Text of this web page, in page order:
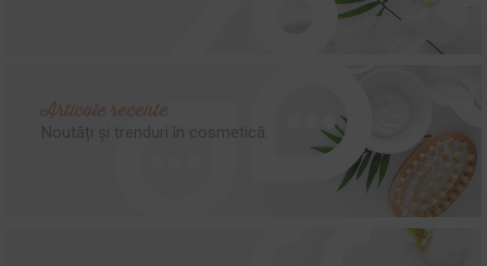
Articole recente
Noutăți și trenduri în cosmetică.